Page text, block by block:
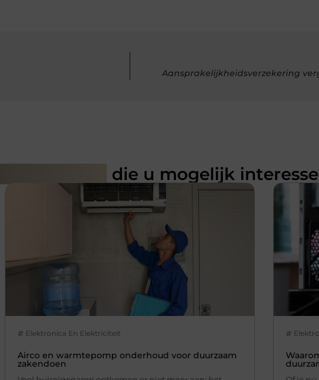
Aansprakelijkheidsverzekering
die u mogelijk
Elektronica En Elektriciteit
Airco en warmtepomp onderhoud voor duurzaam
zakendoen